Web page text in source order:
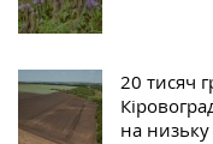
20 тисяч
на